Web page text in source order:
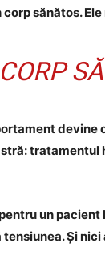
sănătos.
tratamentul
un
Și